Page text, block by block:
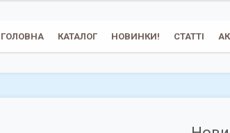
ГОЛОВНА КАТАЛОГ НОВИНКИ! СТАТТІ